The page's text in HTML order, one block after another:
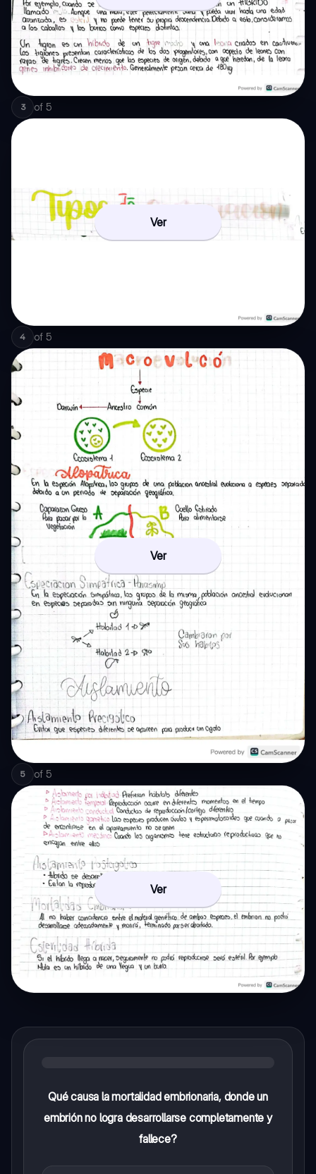
3 of 5
Ver
4 of 5
Ver
5 of 5
Ver
Qué causa la mortalidad embrionaria, donde un
embrión no logra desarrollarse completamente y
fallece?